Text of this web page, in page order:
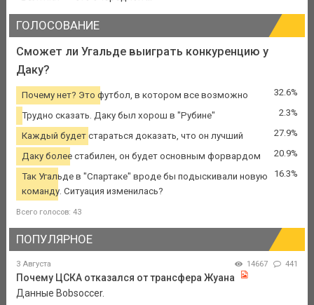
ГОЛОСОВАНИЕ
Сможет ли Угальде выиграть конкуренцию у
Даку?
Почему нет? Это футбол, в котором все возможно 32.6%
Трудно сказать. Даку был хорош в "Рубине" 2.3%
Каждый будет стараться доказать, что он лучший 27.9%
Даку более стабилен, он будет основным форвардом 20.9%
Так Угальде в "Спартаке" вроде бы подыскивали новую
команду. Ситуация изменилась?
16.3%
Всего голосов: 43
ПОПУЛЯРНОЕ
3 Августа 14667 441
Почему ЦСКА отказался от трансфера Жуана
Данные Bobsoccer.